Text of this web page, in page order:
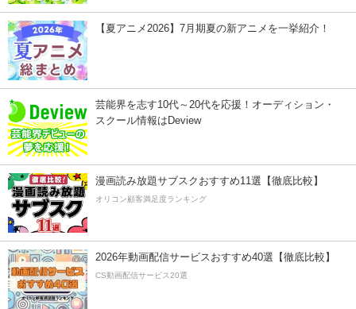
【夏アニメ2026】7月期夏の新アニメを一挙紹介！
芸能界を志す10代～20代を応援！オーディション・
スクール情報はDeview
漫画読み放題サブスクおすすめ11選【徹底比較】
オリコン顧客満足度ランキング
2026年動画配信サービスおすすめ40選【徹底比較】
CS動画配信サービス20選